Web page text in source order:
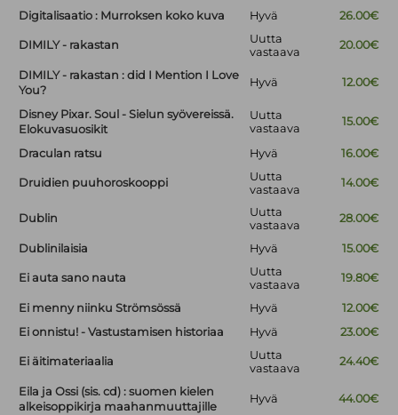
Digitalisaatio : Murroksen koko kuva Hyvä 26.00€
DIMILY - rakastan
Uutta
vastaava
20.00€
DIMILY - rakastan : did I Mention I Love
You?
Hyvä 12.00€
Disney Pixar. Soul - Sielun syövereissä.
Elokuvasuosikit
Uutta
vastaava
15.00€
Draculan ratsu Hyvä 16.00€
Druidien puuhoroskooppi
Uutta
vastaava
14.00€
Dublin
Uutta
vastaava
28.00€
Dublinilaisia Hyvä 15.00€
Ei auta sano nauta
Uutta
vastaava
19.80€
Ei menny niinku Strömsössä Hyvä
12.00€
Ei onnistu! - Vastustamisen historiaa
Hyvä 23.00€
Ei äitimateriaalia
Uutta
vastaava
24.40€
Eila ja Ossi (sis. cd) : suomen kielen
alkeisoppikirja maahanmuuttajille
Hyvä 44.00€